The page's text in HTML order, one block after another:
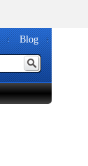
Blog